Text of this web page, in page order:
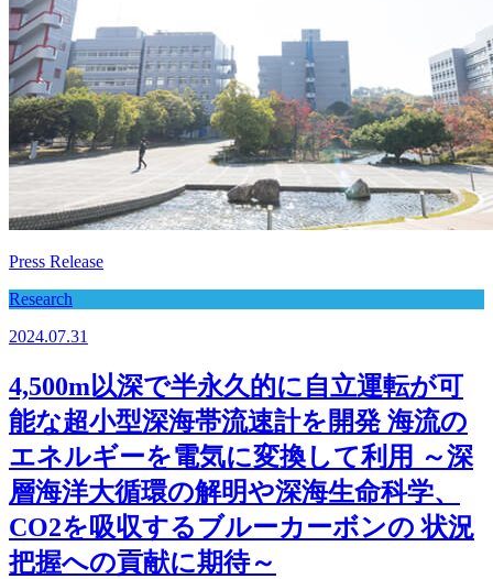
Press Release
Research
2024.07.31
4,500m以深で半永久的に自立運転が可
能な超小型深海帯流速計を開発 海流の
エネルギーを電気に変換して利用 ～深
層海洋大循環の解明や深海生命科学、
CO2を吸収するブルーカーボンの 状況
把握への貢献に期待～